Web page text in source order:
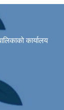
कार्यालय